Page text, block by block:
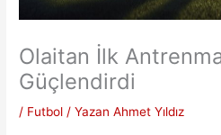
Olaitan İlk
Güçlendirdi
/ Futbol / Yazan Ahmet Yıldız